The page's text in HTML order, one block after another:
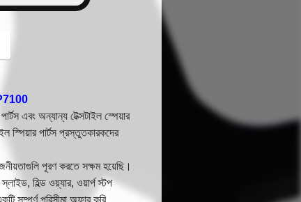
P7100
এবং অন্যান্য টেক্সটাইল স্পেয়ার
স্পিয়ার পার্টস প্রস্তুতকারকদের
পূরণ করতে সক্ষম হয়েছি।
হিল্ড ওয়্যার, ওয়ার্প স্টপ